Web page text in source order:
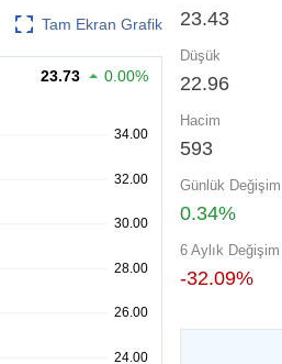
Tam Ekran Grafik
23.73 0.00%
23.43
Düşük
22.96
Hacim
593
Günlük Değişim
0.34%
6 Aylık Değişim
-32.09%